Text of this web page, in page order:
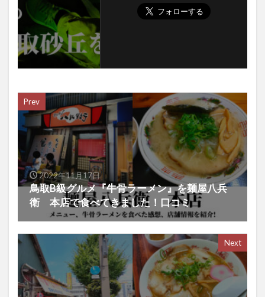
Prev
2022年11月17日
鳥取B級グルメ『牛骨ラーメン』を麺屋八兵
衛 本店で食べてきました！口コミ
Next